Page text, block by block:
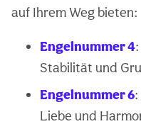
auf Ihrem Weg bieten:
Engelnummer 4
Stabilität und
Engelnummer 6
Liebe und